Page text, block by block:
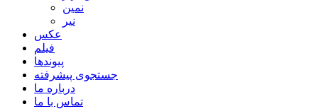
نمین
نیر
عکس
فیلم
پیوندها
جستجوی پیشرفته
درباره ما
تماس با ما